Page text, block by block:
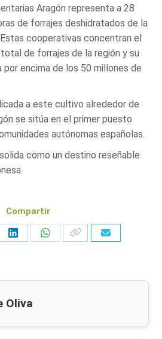
Aragón representa a 28
de forrajes deshidratados de la
cooperativas concentran el
de forrajes de la región y su
encima de los 50 millones de
a este cultivo alrededor de
se sitúa en el primer puesto
autónomas españolas.
como un destino reseñable
Compartir
Share
Share
Oliva